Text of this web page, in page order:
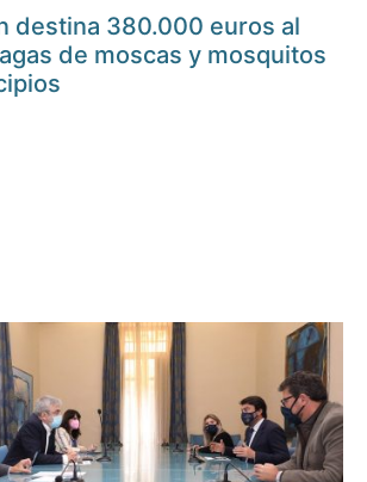
destina 380.000 euros al
de moscas y mosquitos